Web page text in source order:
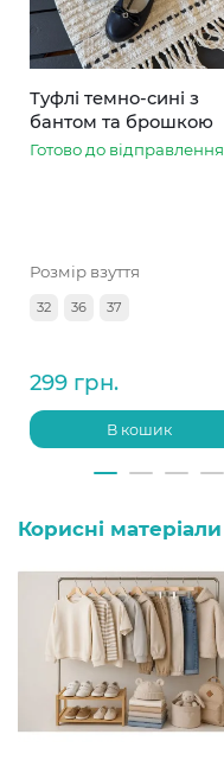
Туфлі темно-сині з
бантом та брошкою
Готово до відправлення
Розмір взуття
32 36 37
299 грн.
В кошик
Корисні матеріали